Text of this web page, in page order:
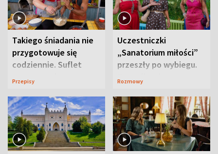
Takiego śniadania nie
przygotowuje się
codziennie. Suflet
serowy zachwyca
Przepisy
Uczestniczki
„Sanatorium miłości”
przeszły po wybiegu.
Te stylizacje
Rozmowy